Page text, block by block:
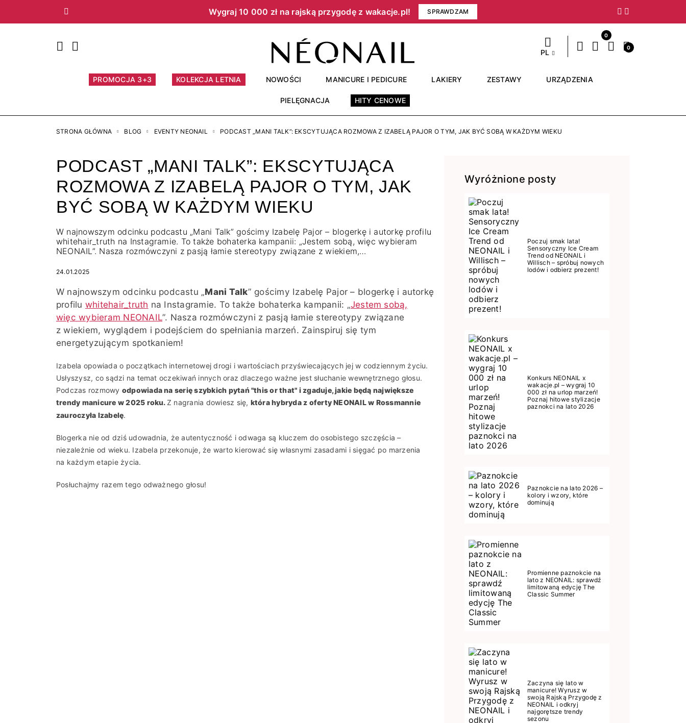
Wygraj 10 000 zł na rajską przygodę z wakacje.pl!​ SPRAWDZAM
Poprzedni Następny
PL
0
0
PROMOCJA 3+3 KOLEKCJA LETNIA NOWOŚCI MANICURE I PEDICURE LAKIERY ZESTAWY URZĄDZENIA
PIELĘGNACJA HITY CENOWE
STRONA GŁÓWNA BLOG EVENTY NEONAIL PODCAST „MANI TALK”: EKSCYTUJĄCA ROZMOWA Z IZABELĄ PAJOR O TYM, JAK BYĆ SOBĄ W KAŻDYM WIEKU
PODCAST „MANI TALK”: EKSCYTUJĄCA
ROZMOWA Z IZABELĄ PAJOR O TYM, JAK
BYĆ SOBĄ W KAŻDYM WIEKU
W najnowszym odcinku podcastu „Mani Talk” gościmy Izabelę Pajor – blogerkę i autorkę profilu
whitehair_truth na Instagramie. To także bohaterka kampanii: „Jestem sobą, więc wybieram
NEONAIL”. Nasza rozmówczyni z pasją łamie stereotypy związane z wiekiem,…
24.01.2025
W najnowszym odcinku podcastu „Mani Talk” gościmy Izabelę Pajor – blogerkę i autorkę
profilu whitehair_truth na Instagramie. To także bohaterka kampanii: „Jestem sobą,
więc wybieram NEONAIL”. Nasza rozmówczyni z pasją łamie stereotypy związane
z wiekiem, wyglądem i podejściem do spełniania marzeń. Zainspiruj się tym
energetyzującym spotkaniem!
Izabela opowiada o początkach internetowej drogi i wartościach przyświecających jej w codziennym życiu.
Usłyszysz, co sądzi na temat oczekiwań innych oraz dlaczego ważne jest słuchanie wewnętrznego głosu.
Podczas rozmowy odpowiada na serię szybkich pytań "this or that" i zgaduje, jakie będą największe
trendy manicure w 2025 roku.Z nagrania dowiesz się, która hybryda z oferty NEONAIL w Rossmannie
zauroczyła Izabelę.
Blogerka nie od dziś udowadnia, że autentyczność i odwaga są kluczem do osobistego szczęścia –
niezależnie od wieku. Izabela przekonuje, że warto kierować się własnymi zasadami i sięgać po marzenia
na każdym etapie życia.
Posłuchajmy razem tego odważnego głosu!
Wyróżnione posty
Poczuj smak lata!
Sensoryczny Ice Cream
Trend od NEONAIL i
Willisch – spróbuj nowych
lodów i odbierz prezent!
Konkurs NEONAIL x
wakacje.pl – wygraj 10
000 zł na urlop marzeń!
Poznaj hitowe stylizacje
paznokci na lato 2026
Paznokcie na lato 2026 –
kolory i wzory, które
dominują
Promienne paznokcie na
lato z NEONAIL: sprawdź
limitowaną edycję The
Classic Summer
Zaczyna się lato w
manicure! Wyrusz w
swoją Rajską Przygodę z
NEONAIL i odkryj
najgorętsze trendy
sezonu